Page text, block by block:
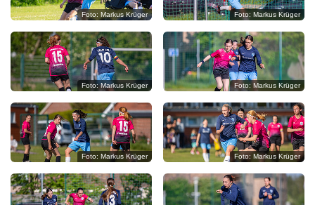
C
O
P
Y
R
I
G
H
T
Foto: Markus Krüger Foto: Markus Krüger
Foto: Markus Krüger Foto: Markus Krüger
Foto: Markus Krüger Foto: Markus Krüger